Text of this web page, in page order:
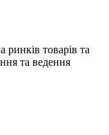
ринків товарів та
та ведення